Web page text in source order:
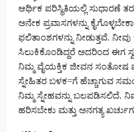
ಆರ್ಥಿಕ ಪರಿಸ್ಥಿತಿಯಲ್ಲಿ ಸುಧಾರಣೆ
ಅನೇಕ ಪ್ರವಾಸಗಳನ್ನು
ಫಲಿತಾಂಶಗಳನ್ನು ನೀಡುತ್ತವೆ.
ಸಿಲುಕಿಕೊಂಡಿದ್ದರೆ ಅದರಿಂದ ಈಗ
ನಿಮ್ಮ ವೈಯಕ್ತಿಕ ಜೀವನ ಸಂತೋಷ
ಸ್ನೇಹಿತರ ಬಳಕ=ಗೆ ಹೆಚ್ಚಾಗುವ
ನಿಮ್ಮ ಸ್ನೇಹವನ್ನು ಬಲಪಡಿಸಲಿದೆ.
ಹರಿಸಬೇಕು ಮತ್ತು ಅನಗತ್ಯ